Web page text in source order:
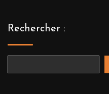
Rechercher :